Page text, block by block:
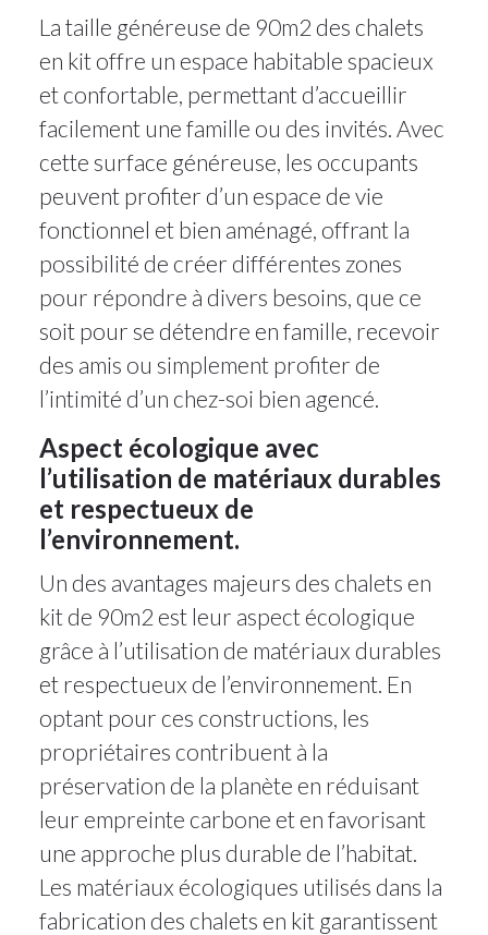
La taille généreuse de 90m2 des chalets
en kit offre un espace habitable spacieux
et confortable, permettant d’accueillir
facilement une famille ou des invités. Avec
cette surface généreuse, les occupants
peuvent profiter d’un espace de vie
fonctionnel et bien aménagé, offrant la
possibilité de créer différentes zones
pour répondre à divers besoins, que ce
soit pour se détendre en famille, recevoir
des amis ou simplement profiter de
l’intimité d’un chez-soi bien agencé.
Aspect écologique avec
l’utilisation de matériaux durables
et respectueux de
l’environnement.
Un des avantages majeurs des chalets en
kit de 90m2 est leur aspect écologique
grâce à l’utilisation de matériaux durables
et respectueux de l’environnement. En
optant pour ces constructions, les
propriétaires contribuent à la
préservation de la planète en réduisant
leur empreinte carbone et en favorisant
une approche plus durable de l’habitat.
Les matériaux écologiques utilisés dans la
fabrication des chalets en kit garantissent